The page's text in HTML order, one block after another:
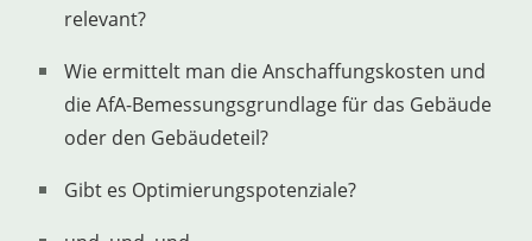
relevant?
Wie ermittelt man die Anschaffungskosten und
die AfA-Bemessungsgrundlage für das Gebäude
oder den Gebäudeteil?
Gibt es Optimierungspotenziale?